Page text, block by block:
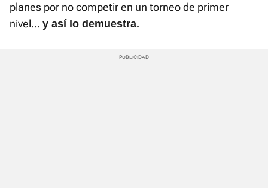
planes por no competir en un torneo de primer
nivel... y así lo demuestra.